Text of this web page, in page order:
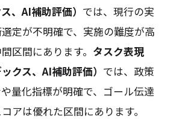
、AI補助評価） では、現行の実
定が不明確で、実施の難度が高
区間にあります。 タスク表現
クス、AI補助評価） では、政策
量化指標が明確で、ゴール伝達
アは優れた区間にあります。